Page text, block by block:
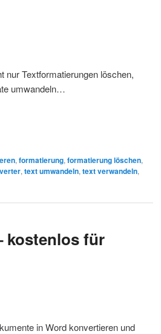
nur Textformatierungen löschen,
umwandeln…
, formatierung, formatierung löschen,
, text umwandeln, text verwandeln,
kostenlos für
in Word konvertieren und